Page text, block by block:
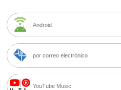
Android
por correo electrónico
YouTube Music